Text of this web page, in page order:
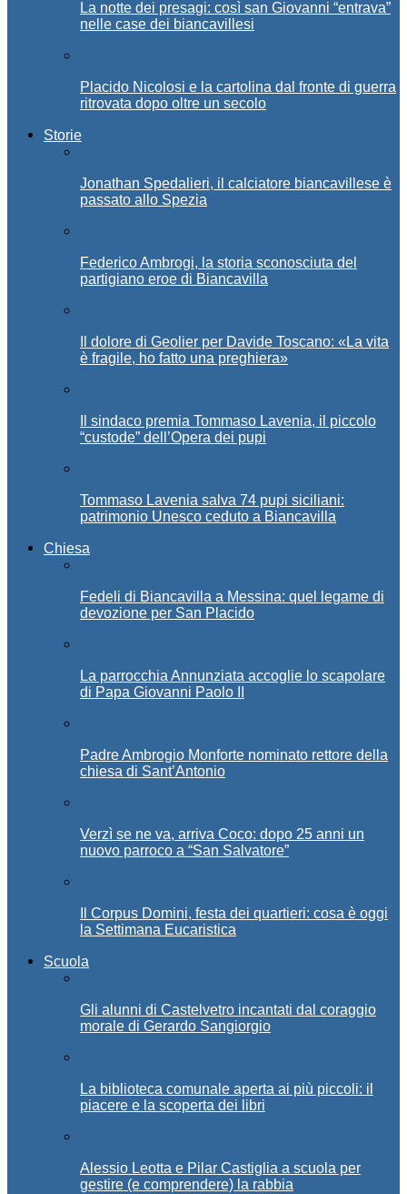
La notte dei presagi: così san Giovanni “entrava”
nelle case dei biancavillesi
Placido Nicolosi e la cartolina dal fronte di guerra
ritrovata dopo oltre un secolo
Storie
Jonathan Spedalieri, il calciatore biancavillese è
passato allo Spezia
Federico Ambrogi, la storia sconosciuta del
partigiano eroe di Biancavilla
Il dolore di Geolier per Davide Toscano: «La vita
è fragile, ho fatto una preghiera»
Il sindaco premia Tommaso Lavenia, il piccolo
“custode” dell’Opera dei pupi
Tommaso Lavenia salva 74 pupi siciliani:
patrimonio Unesco ceduto a Biancavilla
Chiesa
Fedeli di Biancavilla a Messina: quel legame di
devozione per San Placido
La parrocchia Annunziata accoglie lo scapolare
di Papa Giovanni Paolo II
Padre Ambrogio Monforte nominato rettore della
chiesa di Sant’Antonio
Verzì se ne va, arriva Coco: dopo 25 anni un
nuovo parroco a “San Salvatore”
Il Corpus Domini, festa dei quartieri: cosa è oggi
la Settimana Eucaristica
Scuola
Gli alunni di Castelvetro incantati dal coraggio
morale di Gerardo Sangiorgio
La biblioteca comunale aperta ai più piccoli: il
piacere e la scoperta dei libri
Alessio Leotta e Pilar Castiglia a scuola per
gestire (e comprendere) la rabbia